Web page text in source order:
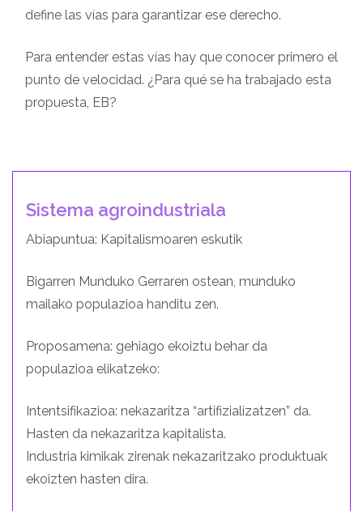
define las vías para garantizar ese derecho.
Para entender estas vías hay que conocer primero el
punto de velocidad. ¿Para qué se ha trabajado esta
propuesta, EB?
Sistema agroindustriala
Abiapuntua: Kapitalismoaren eskutik
Bigarren Munduko Gerraren ostean, munduko
mailako populazioa handitu zen.
Proposamena: gehiago ekoiztu behar da
populazioa elikatzeko:
Intentsifikazioa: nekazaritza “artifizializatzen” da.
Hasten da nekazaritza kapitalista.
Industria kimikak zirenak nekazaritzako produktuak
ekoizten hasten dira.